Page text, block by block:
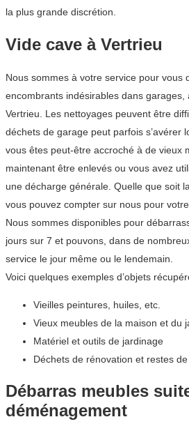
la plus grande discrétion.
Vide cave à Vertrieu
Nous sommes à votre service pour vous
encombrants indésirables dans garages,
Vertrieu. Les nettoyages peuvent être
déchets de garage peut parfois s’avérer
vous êtes peut-être accroché à de vieux
maintenant être enlevés ou vous avez
une décharge générale. Quelle que soit
vous pouvez compter sur nous pour
Nous sommes disponibles pour
jours sur 7 et pouvons, dans de
service le jour même ou le lendemain.
Voici quelques exemples d’objets
Vieilles peintures, huiles, etc.
Vieux meubles de la maison et du
Matériel et outils de jardinage
Déchets de rénovation et restes
Débarras meubles
déménagement